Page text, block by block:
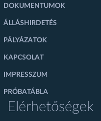
DOKUMENTUMOK
ÁLLÁSHIRDETÉS
PÁLYÁZATOK
KAPCSOLAT
IMPRESSZUM
PRÓBATÁBLA
Elérhetőségek